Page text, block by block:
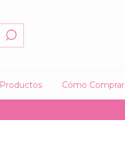
Productos Cómo Comprar